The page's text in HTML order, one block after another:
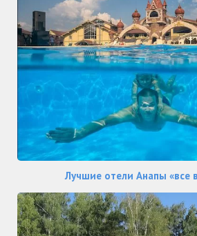
Лучшие отели Анапы «все